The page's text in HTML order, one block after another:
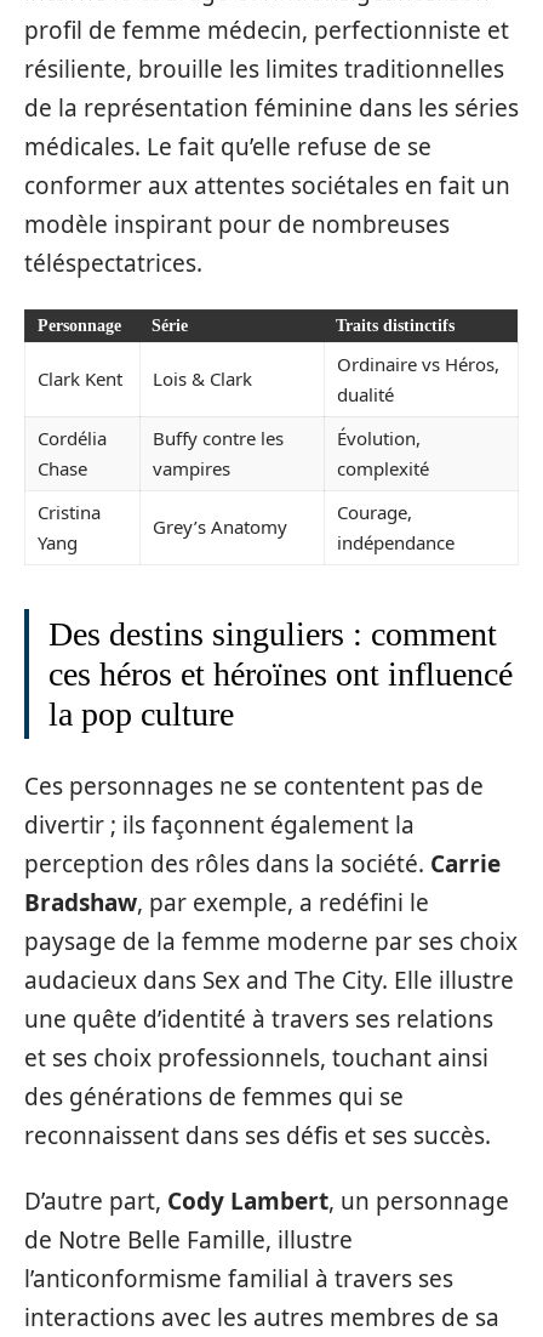
profil de femme médecin, perfectionniste et
résiliente, brouille les limites traditionnelles
de la représentation féminine dans les séries
médicales. Le fait qu’elle refuse de se
conformer aux attentes sociétales en fait un
modèle inspirant pour de nombreuses
téléspectatrices.
Personnage Série Traits distinctifs
Clark Kent Lois & Clark
Ordinaire vs Héros,
dualité
Cordélia
Chase
Buffy contre les
vampires
Évolution,
complexité
Cristina
Yang
Grey’s Anatomy
Courage,
indépendance
Des destins singuliers : comment
ces héros et héroïnes ont influencé
la pop culture
Ces personnages ne se contentent pas de
divertir ; ils façonnent également la
perception des rôles dans la société. Carrie
Bradshaw, par exemple, a redéfini le
paysage de la femme moderne par ses choix
audacieux dans Sex and The City. Elle illustre
une quête d’identité à travers ses relations
et ses choix professionnels, touchant ainsi
des générations de femmes qui se
reconnaissent dans ses défis et ses succès.
D’autre part, Cody Lambert, un personnage
de Notre Belle Famille, illustre
l’anticonformisme familial à travers ses
interactions avec les autres membres de sa